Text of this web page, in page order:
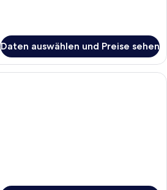
Daten auswählen und Preise sehen
Ein Balkon mit Blick auf Stadt und